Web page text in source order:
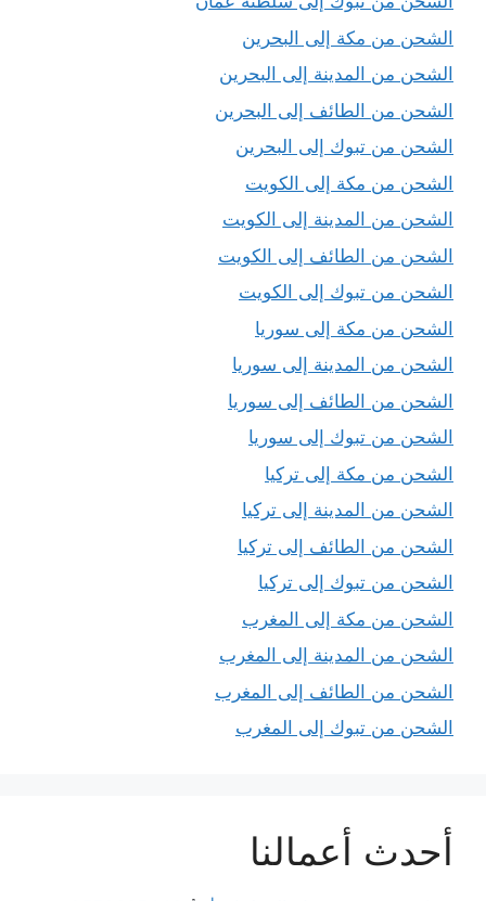
الشحن من مكة إلى البحرين
الشحن من المدينة إلى البحرين
الشحن من الطائف إلى البحرين
الشحن من تبوك إلى البحرين
الشحن من مكة إلى الكويت
الشحن من المدينة إلى الكويت
الشحن من الطائف إلى الكويت
الشحن من تبوك إلى الكويت
الشحن من مكة إلى سوريا
الشحن من المدينة إلى سوريا
الشحن من الطائف إلى سوريا
الشحن من تبوك إلى سوريا
الشحن من مكة إلى تركيا
الشحن من المدينة إلى تركيا
الشحن من الطائف إلى تركيا
الشحن من تبوك إلى تركيا
الشحن من مكة إلى المغرب
الشحن من المدينة إلى المغرب
الشحن من الطائف إلى المغرب
الشحن من تبوك إلى المغرب
أحدث أعمالنا